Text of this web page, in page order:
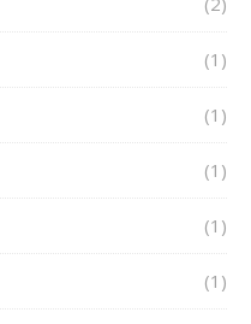
(1)
(1)
(1)
(1)
(1)